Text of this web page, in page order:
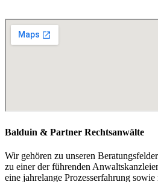
Balduin & Partner Rechtsanwälte
Wir gehören zu unseren
zu einer der führenden
eine jahrelange Prozesserfahrung sowie